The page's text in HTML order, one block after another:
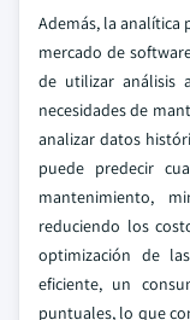
Además, la analítica
mercado de
de utilizar análisis
necesidades de
analizar datos
puede predecir
mantenimiento,
reduciendo los
optimización de
eficiente, un
puntuales, lo que